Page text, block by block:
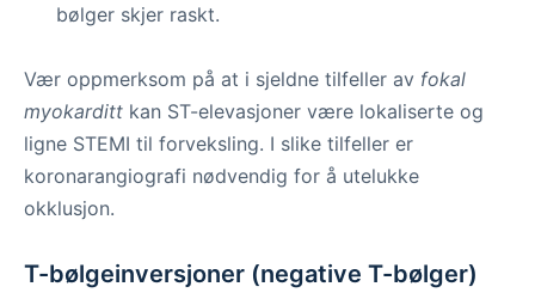
bølger skjer raskt.
Vær oppmerksom på at i sjeldne tilfeller av fokal
myokarditt kan ST-elevasjoner være lokaliserte og
ligne STEMI til forveksling. I slike tilfeller er
koronarangiografi nødvendig for å utelukke
okklusjon.
T-bølgeinversjoner (negative T-bølger)